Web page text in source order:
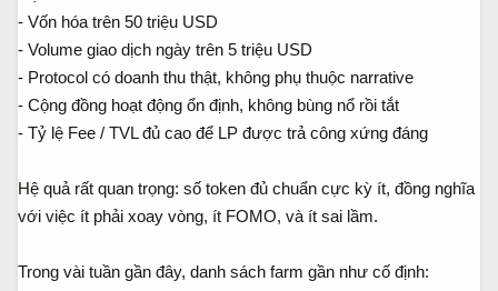
- Vốn hóa trên 50 triệu USD
- Volume giao dịch ngày trên 5 triệu USD
- Protocol có doanh thu thật, không phụ thuộc narrative
- Cộng đồng hoạt động ổn định, không bùng nổ rồi tắt
- Tỷ lệ Fee / TVL đủ cao để LP được trả công xứng đáng
Hệ quả rất quan trọng: số token đủ chuẩn cực kỳ ít, đồng nghĩa
với việc ít phải xoay vòng, ít FOMO, và ít sai lầm.
Trong vài tuần gần đây, danh sách farm gần như cố định: